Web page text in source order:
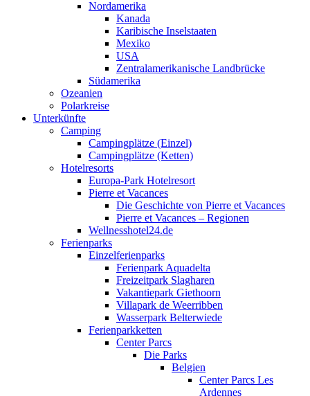
Nordamerika
Kanada
Karibische Inselstaaten
Mexiko
USA
Zentralamerikanische Landbrücke
Südamerika
Ozeanien
Polarkreise
Unterkünfte
Camping
Campingplätze (Einzel)
Campingplätze (Ketten)
Hotelresorts
Europa-Park Hotelresort
Pierre et Vacances
Die Geschichte von Pierre et Vacances
Pierre et Vacances – Regionen
Wellnesshotel24.de
Ferienparks
Einzelferienparks
Ferienpark Aquadelta
Freizeitpark Slagharen
Vakantiepark Giethoorn
Villapark de Weerribben
Wasserpark Belterwiede
Ferienparkketten
Center Parcs
Die Parks
Belgien
Center Parcs Les
Ardennes